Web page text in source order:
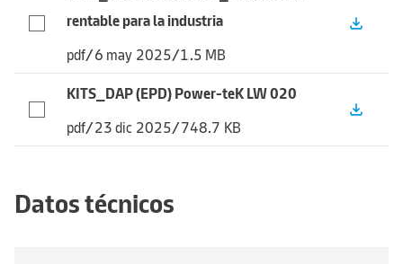
rentable para la industria
pdf/6 may 2025/1.5 MB
file_download
KITS_DAP (EPD) Power-teK LW 020
pdf/23 dic 2025/748.7 KB
file_download
Datos técnicos